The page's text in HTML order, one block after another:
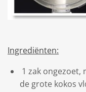
Ingrediënten:
1 zak ongezoet,
de grote kokos